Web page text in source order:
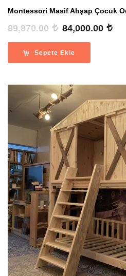
Montessori Masif Ahşap Çocuk
89,870.00
Orijinal
89,870.00 .
84,000.00
Sepete Ekle